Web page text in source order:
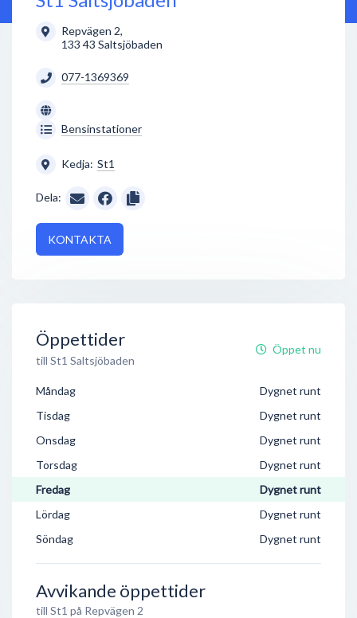
Repvägen 2,
133 43 Saltsjöbaden
077-1369369
Bensinstationer
Kedja: St1
Dela:
KONTAKTA
Öppettider
till St1 Saltsjöbaden
Öppet nu
Måndag
Dygnet runt
Tisdag
Dygnet runt
Onsdag
Dygnet runt
Torsdag
Dygnet runt
Fredag
Dygnet runt
Lördag
Dygnet runt
Söndag
Dygnet runt
Avvikande öppettider
till St1 på Repvägen 2